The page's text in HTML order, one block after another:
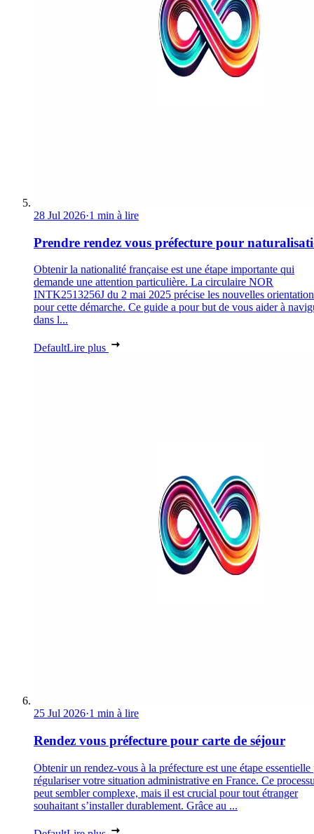
28 Jul 2026·1 min à lire
Prendre rendez vous préfecture pour
Obtenir la nationalité française est une étape importante qui
demande une attention particulière. La circulaire NOR
INTK2513256J du 2 mai 2025 précise les nouvelles
pour cette démarche. Ce guide a pour but de vous aider à
dans l...
DefaultLire plus
25 Jul 2026·1 min à lire
Rendez vous préfecture pour carte de séjour
Obtenir un rendez-vous à la préfecture est une étape essentielle
régulariser votre situation administrative en France. Ce
peut sembler complexe, mais il est crucial pour tout étranger
souhaitant s’installer durablement. Grâce au ...